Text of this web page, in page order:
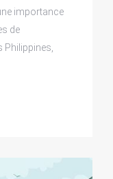
importance
de
Philippines,